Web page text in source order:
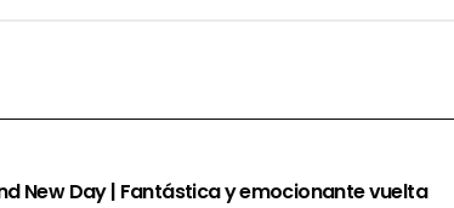
New Day | Fantástica y emocionante vuelta